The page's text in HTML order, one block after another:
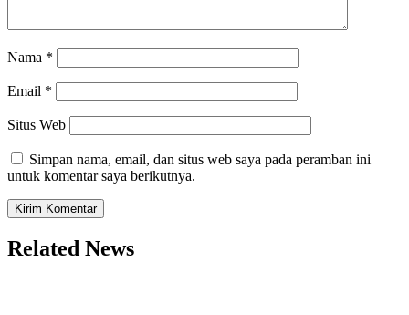
Nama *
Email *
Situs Web
Simpan nama, email, dan situs web saya pada peramban ini
untuk komentar saya berikutnya.
Related News